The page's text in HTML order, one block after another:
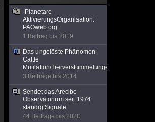
-Planetare -
AktivierungsOrganisation:
PAOweb.org
1 Beitrag bis 2019
Das ungelöste Phänomen
Cattle
Mutilation/Tierverstümmelungen/UFOs
3 Beiträge bis 2014
Sendet das Arecibo-
Observatorium seit 1974
ständig Signale
44 Beiträge bis 2020